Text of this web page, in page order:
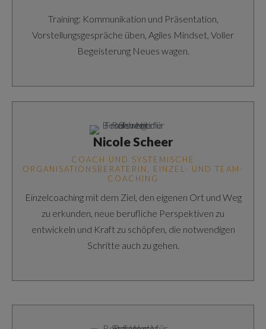
Training: Kommunikation und Präsentation,
Vorstellungsgespräche üben, Agiles Mindset, Voller
Begeisterung Neues wagen.
Nicole Scheer
COACH UND SYSTEMISCHE
ORGANISATIONSBERATERIN, EINZEL- UND TEAM-
COACHING
Einzelcoaching mit dem Ziel, den eigenen Ort und Weg
zu erkunden, neue berufliche Perspektiven zu
entwickeln und Kraft zu schöpfen, die notwendigen
Schritte auch zu gehen.